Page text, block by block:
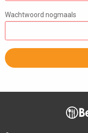
Wachtwoord nogmaals